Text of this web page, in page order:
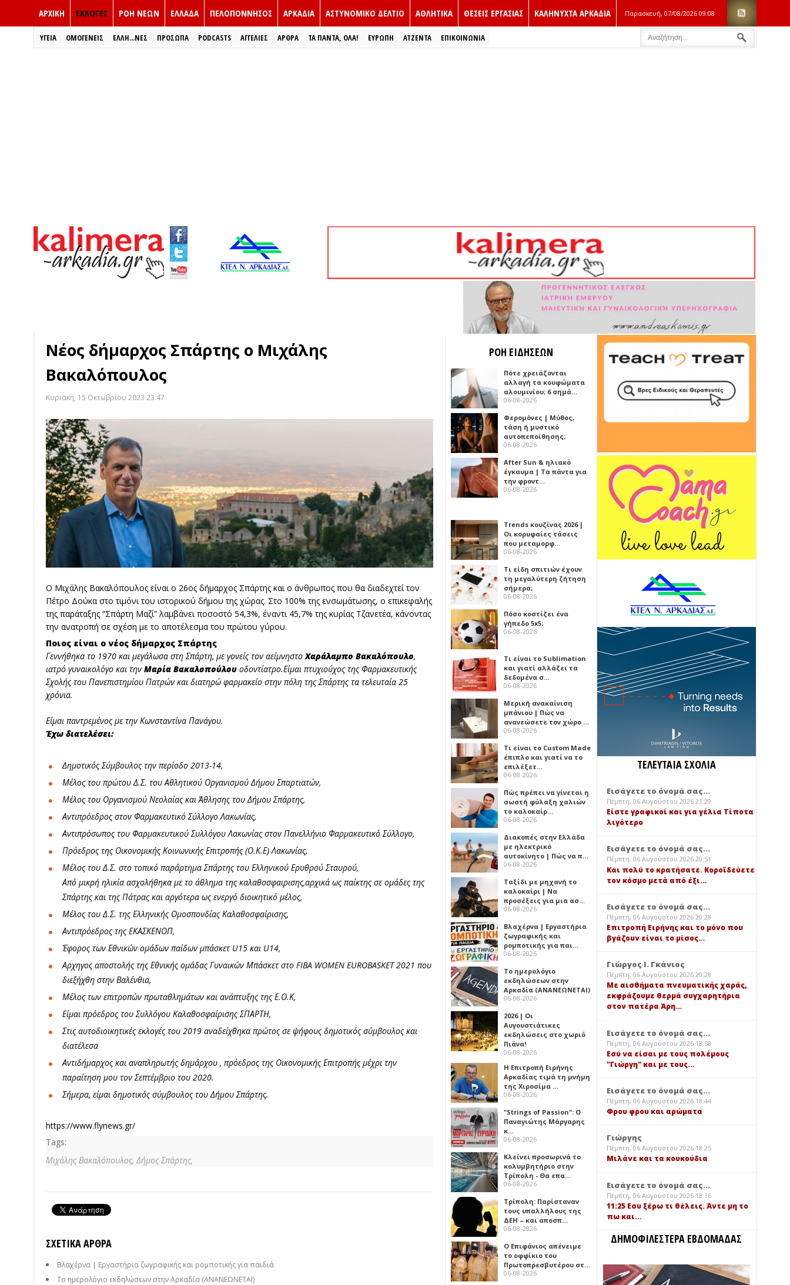
ΑΡΧΙΚΗ ΕΚΛΟΓΈΣ ΡΟΗ ΝΕΩΝ ΕΛΛΑΔΑ ΠΕΛΟΠΟΝΝΗΣΟΣ ΑΡΚΑΔΙΑ ΑΣΤΥΝΟΜΙΚΟ ΔΕΛΤΙΟ ΑΘΛΗΤΙΚΑ ΘΕΣΕΙΣ ΕΡΓΑΣΙΑΣ ΚΑΛΗΝΥΧΤΑ ΑΡΚΑΔΙΑ Παρασκευή, 07/08/2026 09:08
ΥΓΕΙΑ ΟΜΟΓΕΝΕΙΣ ΈΛΛΗ...ΝΕΣ ΠΡΌΣΩΠΑ PODCASTS ΑΓΓΕΛΙΕΣ ΑΡΘΡΑ ΤΑ ΠΑΝΤΑ, ΟΛΑ! ΕΥΡΏΠΗ ΑΤΖΕΝΤΑ ΕΠΙΚΟΙΝΩΝΙΑ
Νέος δήμαρχος Σπάρτης ο Μιχάλης
Βακαλόπουλος
Κυριακή, 15 Οκτωβρίου 2023 23:47
Ο Μιχάλης Βακαλόπουλος είναι ο 26ος δήμαρχος Σπάρτης και ο άνθρωπος που θα διαδεχτεί τον
Πέτρο Δούκα στο τιμόνι του ιστορικού δήμου της χώρας. Στο 100% της ενσωμάτωσης, ο επικεφαλής
της παράταξης “Σπάρτη Μαζί” λαμβάνει ποσοστό 54,3%, έναντι 45,7% της κυρίας Τζανετέα, κάνοντας
την ανατροπή σε σχέση με το αποτέλεσμα του πρώτου γύρου.
Ποιος είναι ο νέος δήμαρχος Σπάρτης
Γεννήθηκα το 1970 και μεγάλωσα στη Σπάρτη, με γονείς τον αείμνηστοΧαράλαμπο Βακαλόπουλο,
ιατρό γυναικολόγο και την Μαρία Βακαλοπούλου οδοντίατρο.Είμαι πτυχιούχος της Φαρμακευτικής
Σχολής του Πανεπιστημίου Πατρών και διατηρώ φαρμακείο στην πόλη της Σπάρτης τα τελευταία 25
χρόνια.
Είμαι παντρεμένος με την Κωνσταντίνα Πανάγου.
Έχω διατελέσει:
Δημοτικός Σύμβουλος την περίοδο 2013-14,
Μέλος του πρώτου Δ.Σ. του Αθλητικού Οργανισμού Δήμου Σπαρτιατών,
Μέλος του Οργανισμού Νεολαίας και Άθλησης του Δήμου Σπάρτης,
Αντιπρόεδρος στον Φαρμακευτικό Σύλλογο Λακωνίας,
Αντιπρόσωπος του Φαρμακευτικού Συλλόγου Λακωνίας στον Πανελλήνιο Φαρμακευτικό Σύλλογο,
Πρόεδρος της Οικονομικής Κοινωνικής Επιτροπής (Ο.Κ.Ε) Λακωνίας,
Μέλος του Δ.Σ. στο τοπικό παράρτημα Σπάρτης του Ελληνικού Ερυθρού Σταυρού,
Από μικρή ηλικία ασχολήθηκα με το άθλημα της καλαθοσφαιρισης,αρχικά ως παίκτης σε ομάδες της
Σπάρτης και της Πάτρας και αργότερα ως ενεργό διοικητικό μέλος,
Μέλος του Δ.Σ. της Ελληνικής Ομοσπονδίας Καλαθοσφαίρισης,
Αντιπρόεδρος της ΕΚΑΣΚΕΝΟΠ,
Έφορος των Εθνικών ομάδων παίδων μπάσκετ U15 και U14,
Αρχηγος αποστολής της Εθνικής ομάδας Γυναικών Μπάσκετ στο FIBA WOMEN EUROBASKET 2021 που
διεξήχθη στην Βαλένθια,
Μέλος των επιτροπών πρωταθλημάτων και ανάπτυξης της Ε.Ο.Κ,
Είμαι πρόεδρος του Συλλόγου Καλαθοσφαίρισης ΣΠΑΡΤΗ,
Στις αυτοδιοικητικές εκλογές του 2019 αναδείχθηκα πρώτος σε ψήφους δημοτικός σύμβουλος και
διατέλεσα
Αντιδήμαρχος και αναπληρωτής δημάρχου , πρόεδρος της Οικονομικής Επιτροπής μέχρι την
παραίτηση μου τον Σεπτέμβριο του 2020.
Σήμερα, είμαι δημοτικός σύμβουλος του Δήμου Σπάρτης.
https://www.flynews.gr/
Tags:
Μιχάλης Βακαλόπουλος, Δήμος Σπάρτης,
ΣΧΕΤΙΚΆ ΆΡΘΡΑ
Βλαχέρνα | Εργαστήρια ζωγραφικής και ρομποτικής για παιδιά
Το ημερολόγιο εκδηλώσεων στην Αρκαδία (ΑΝΑΝΕΩΝΕΤΑΙ)
ΡΟΗ ΕΙΔΗΣΕΩΝ
Πότε χρειάζονται
αλλαγή τα κουφώματα
αλουμινίου; 6 σημά…
06-08-2026
Φερομόνες | Μύθος,
τάση ή μυστικό
αυτοπεποίθησης;
06-08-2026
After Sun & ηλιακό
έγκαυμα | Τα πάντα για
την φροντ…
06-08-2026
Trends κουζίνας 2026 |
Οι κορυφαίες τάσεις
που μεταμορφ…
06-08-2026
Τι είδη σπιτιών έχουν
τη μεγαλύτερη ζήτηση
σήμερα;
06-08-2026
Πόσο κοστίζει ένα
γήπεδο 5x5;
06-08-2026
Τι είναι το Sublimation
και γιατί αλλάζει τα
δεδομένα σ…
06-08-2026
Μερική ανακαίνιση
μπάνιου | Πώς να
ανανεώσετε τον χώρο …
06-08-2026
Τι είναι το Custom Made
έπιπλο και γιατί να το
επιλέξετ…
06-08-2026
Πώς πρέπει να γίνεται η
σωστή φύλαξη χαλιών
το καλοκαίρ…
06-08-2026
Διακοπές στην Ελλάδα
με ηλεκτρικό
αυτοκίνητο | Πώς να π…
06-08-2026
Ταξίδι με μηχανή το
καλοκαίρι | Να
προσέξεις για μια ασ…
06-08-2026
Βλαχέρνα | Εργαστήρια
ζωγραφικής και
ρομποτικής για παι…
06-08-2026
Το ημερολόγιο
εκδηλώσεων στην
Αρκαδία (ΑΝΑΝΕΩΝΕΤΑΙ)
06-08-2026
2026 | Οι
Αυγουστιάτικες
εκδηλώσεις στο χωριό
Πιάνα!
06-08-2026
Η Επιτροπή Ειρήνης
Αρκαδίας τιμά τη μνήμη
της Χιροσίμα …
06-08-2026
"Strings of Passion": Ο
Παναγιώτης Μάργαρης
κ…
06-08-2026
Κλείνει προσωρινά το
κολυμβητήριο στην
Τρίπολη - Θα επα…
06-08-2026
Τρίπολη: Παρίσταναν
τους υπαλλήλους της
ΔΕΗ – και αποσπ…
06-08-2026
Ο Επιφάνιος απένειμε
το οφφίκιο του
Πρωτοπρεσβυτέρου στ…
06-08-2026
ΤΕΛΕΥΤΑΙΑ ΣΧΟΛΙΑ
Εισάγετε το όνομά σας...
Πέμπτη, 06 Αυγούστου 2026 21:29
Είστε γραφικοί και για γέλια Τίποτα
λιγότερο
Εισάγετε το όνομά σας...
Πέμπτη, 06 Αυγούστου 2026 20:51
Και πολύ το κρατήσατε. Κοροϊδεύετε
τον κόσμο μετά από έξι…
Εισάγετε το όνομά σας...
Πέμπτη, 06 Αυγούστου 2026 20:28
Επιτροπή Ειρήνης και το μόνο που
βγάζουν είναι το μίσος…
Γιώργος Ι. Γκάνιος
Πέμπτη, 06 Αυγούστου 2026 20:28
Με αισθήματα πνευματικής χαράς,
εκφράζουμε θερμά συγχαρητήρια
στον πατέρα Άρη…
Εισάγετε το όνομά σας...
Πέμπτη, 06 Αυγούστου 2026 18:58
Εσύ να είσαι με τους πολέμους
"Γιώργη" και με τους…
Εισάγετε το όνομά σας...
Πέμπτη, 06 Αυγούστου 2026 18:44
Φρου φρου και αρώματα
Γιώργης
Πέμπτη, 06 Αυγούστου 2026 18:25
Μιλάνε και τα κουκούδια
Εισάγετε το όνομά σας...
Πέμπτη, 06 Αυγούστου 2026 18:16
11:25 Εσυ ξέρω τι θέλεις. Άντε μη το
πω και…
ΔΗΜΟΦΙΛΕΣΤΕΡΑ ΕΒΔΟΜΑΔΑΣ